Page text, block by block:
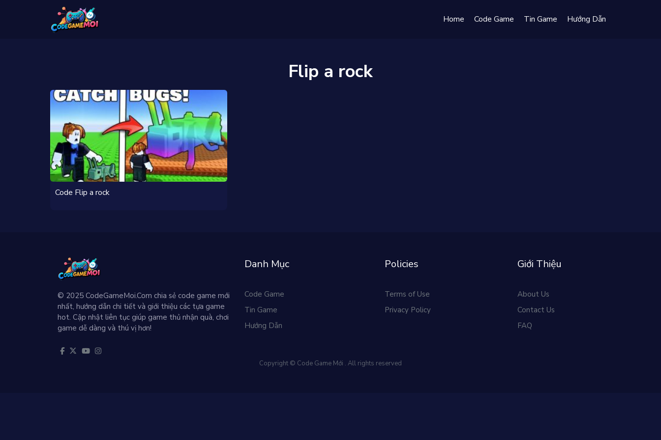
Home Code Game Tin Game Hướng Dẫn
Flip a rock
Code Flip a rock
© 2025 CodeGameMoi.Com chia sẻ code game mới
nhất, hướng dẫn chi tiết và giới thiệu các tựa game
hot. Cập nhật liên tục giúp game thủ nhận quà, chơi
game dễ dàng và thú vị hơn!
Danh Mục
Code Game
Tin Game
Hướng Dẫn
Policies
Terms of Use
Privacy Policy
Giới Thiệu
About Us
Contact Us
FAQ
Copyright © Code Game Mới . All rights reserved